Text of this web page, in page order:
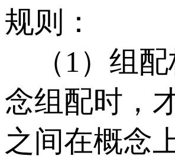
规则：
（1）组配
念组配时，
之间在概念